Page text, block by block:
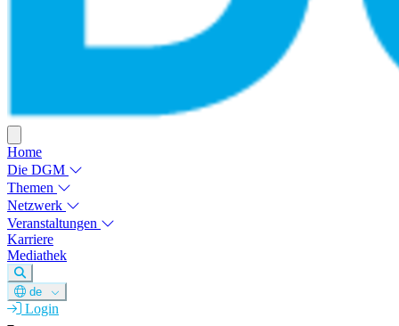
Home
Die DGM
Themen
Netzwerk
Veranstaltungen
Karriere
Mediathek
de
Login